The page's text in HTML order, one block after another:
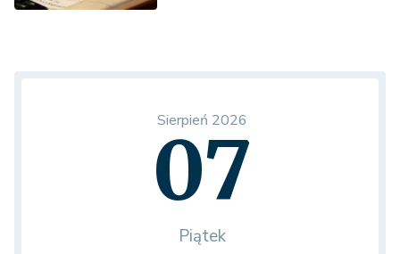
Sierpień 2026
07
Piątek